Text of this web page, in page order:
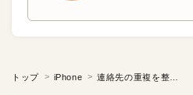
トップ iPhone 連絡先の重複を整理する